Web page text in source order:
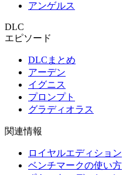
アンゲルス
DLC
エピソード
DLCまとめ
アーデン
イグニス
プロンプト
グラディオラス
関連情報
ロイヤルエディション
ベンチマークの使い方